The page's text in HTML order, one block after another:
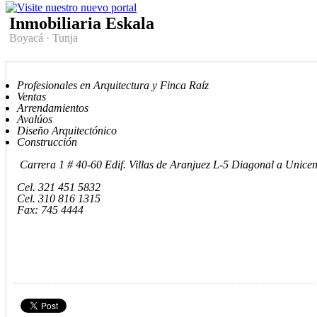
Inmobiliaria Eskala
Boyacá · Tunja
Profesionales en Arquitectura y Finca Raíz
Ventas
Arrendamientos
Avalúos
Diseño Arquitectónico
Construcción
Carrera 1 # 40-60 Edif. Villas de Aranjuez L-5 Diagonal a
Cel. 321 451 5832
Cel. 310 816 1315
Fax: 745 4444